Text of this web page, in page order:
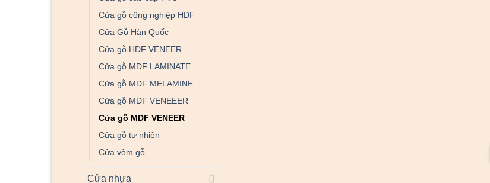
Cửa gỗ công nghiệp HDF
Cửa Gỗ Hàn Quốc
Cửa gỗ HDF VENEER
Cửa gỗ MDF LAMINATE
Cửa gỗ MDF MELAMINE
Cửa gỗ MDF VENEEER
Cửa gỗ MDF VENEER
Cửa gỗ tự nhiên
Cửa vòm gỗ
Cửa nhựa